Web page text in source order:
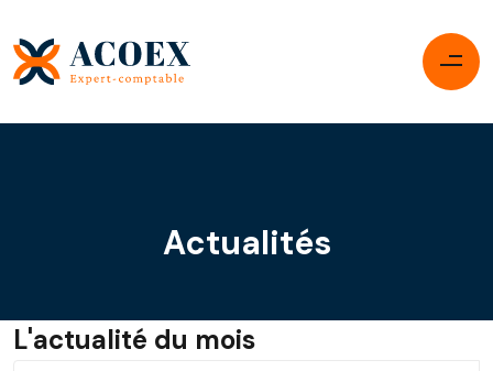
Actualités
L'actualité du mois